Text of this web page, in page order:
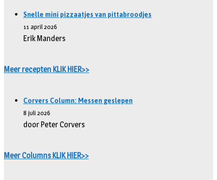
Snelle mini pizzaatjes van pittabroodjes
11 april 2026
Erik Manders
Meer recepten KLIK HIER>>
Corvers Column: Messen geslepen
8 juli 2026
door Peter Corvers
Meer Columns KLIK HIER>>